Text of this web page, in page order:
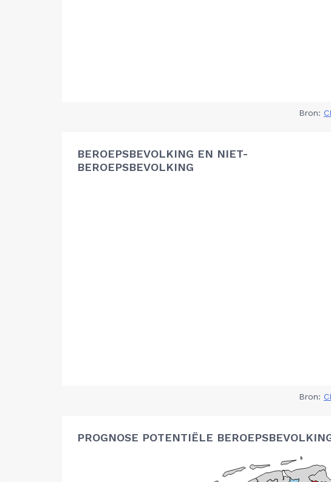
Bron:
BEROEPSBEVOLKING EN NIET-
BEROEPSBEVOLKING
Bron:
PROGNOSE POTENTIËLE